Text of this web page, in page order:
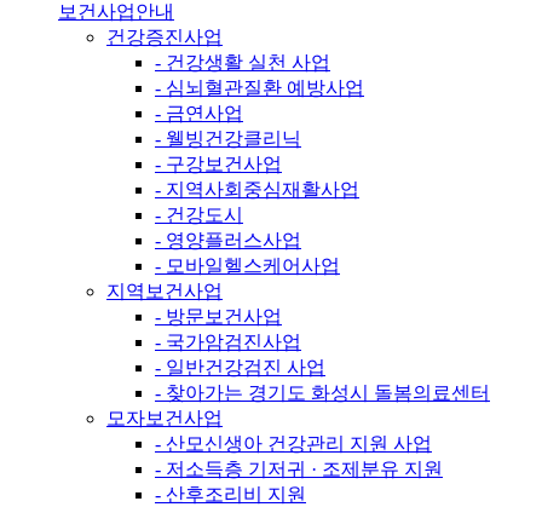
보건사업안내
건강증진사업
- 건강생활 실천 사업
- 심뇌혈관질환 예방사업
- 금연사업
- 웰빙건강클리닉
- 구강보건사업
- 지역사회중심재활사업
- 건강도시
- 영양플러스사업
- 모바일헬스케어사업
지역보건사업
- 방문보건사업
- 국가암검진사업
- 일반건강검진 사업
- 찾아가는 경기도 화성시 돌봄의료센터
모자보건사업
- 산모신생아 건강관리 지원 사업
- 저소득층 기저귀 · 조제분유 지원
- 산후조리비 지원